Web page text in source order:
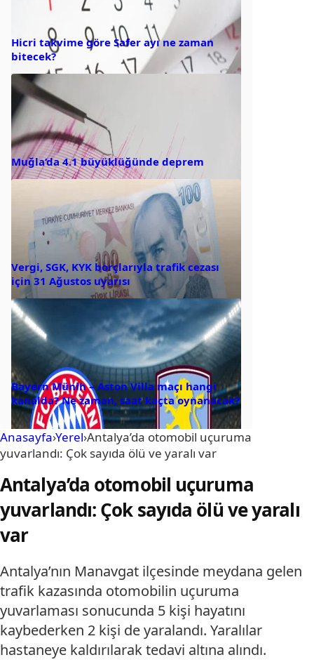
Hicri takvime göre Safer ayı ne zaman
bitecek?
Muğla’da 4.1 büyüklüğünde deprem
Vergi, SGK, KYK borçlarıyla trafik cezası
için 31 Ağustos uyarısı
Bayern Münih – Aston Villa maçı hangi
kanalda? Ne zaman, saat kaçta oynanacak?
Anasayfa›Yerel›Antalya’da otomobil uçuruma
yuvarlandı: Çok sayıda ölü ve yaralı var
Antalya’da otomobil uçuruma
yuvarlandı: Çok sayıda ölü ve yaralı
var
Antalya’nın Manavgat ilçesinde meydana gelen
trafik kazasında otomobilin uçuruma
yuvarlaması sonucunda 5 kişi hayatını
kaybederken 2 kişi de yaralandı. Yaralılar
hastaneye kaldırılarak tedavi altına alındı.